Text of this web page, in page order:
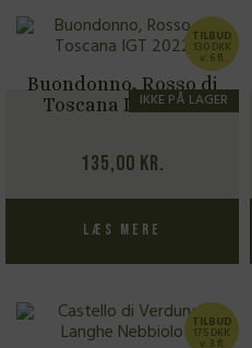
IKKE PÅ LAGER
Buondonno, Rosso di
Toscana IGT 2022
135,00 kr.
TILBUD
130 DKK
v. 6 fl.
Læs mere
TILBUD
175 DKK
v. 3 fl.